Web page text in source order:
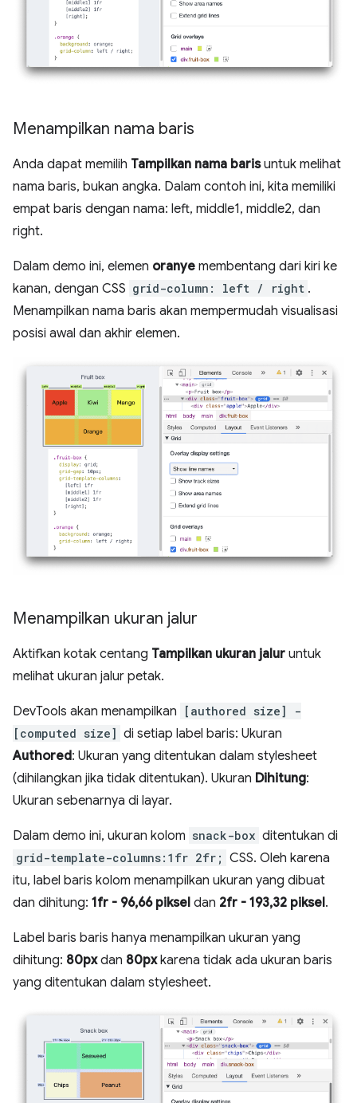
Menampilkan nama baris
Anda dapat memilih Tampilkan nama barisuntuk melihat
nama baris, bukan angka. Dalam contoh ini, kita memiliki
empat baris dengan nama: left, middle1, middle2, dan
right.
Dalam demo ini, elemen oranye membentang dari kiri ke
kanan, dengan CSS grid-column: left / right .
Menampilkan nama baris akan mempermudah visualisasi
posisi awal dan akhir elemen.
Menampilkan ukuran jalur
Aktifkan kotak centang Tampilkan ukuran jalur untuk
melihat ukuran jalur petak.
DevTools akan menampilkan
[authored size] -
[computed size] di setiap label baris: Ukuran
Authored: Ukuran yang ditentukan dalam stylesheet
(dihilangkan jika tidak ditentukan). Ukuran Dihitung:
Ukuran sebenarnya di layar.
Dalam demo ini, ukuran kolom snack-box ditentukan di
grid-template-columns:1fr 2fr; CSS. Oleh karena
itu, label baris kolom menampilkan ukuran yang dibuat
dan dihitung: 1fr - 96,66 piksel dan 2fr - 193,32 piksel.
Label baris baris hanya menampilkan ukuran yang
dihitung: 80pxdan 80pxkarena tidak ada ukuran baris
yang ditentukan dalam stylesheet.